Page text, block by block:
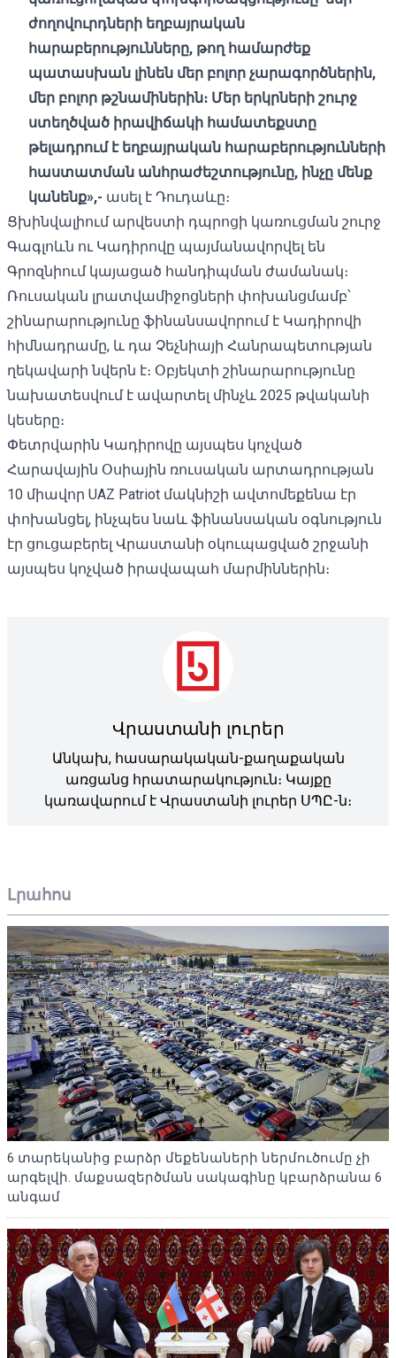
Լրահոս
6 տարեկանից բարձր մեքենաների ներմուծումը չի
արգելվի. մաքսազերծման սակագինը կբարձրանա 6
անգամ
ժողովուրդների եղբայրական
հարաբերությունները, թող համարժեք
պատասխան լինեն մեր բոլոր չարագործներին,
մեր բոլոր թշնամիներին։ Մեր երկրների շուրջ
ստեղծված իրավիճակի համատեքստը
թելադրում է եղբայրական հարաբերությունների
հաստատման անհրաժեշտությունը, ինչը մենք
կանենք»,- ասել է Դուդաևը։
Ցխինվալիում արվեստի դպրոցի կառուցման շուրջ
Գագլոևն ու Կադիրովը պայմանավորվել են
Գրոզնիում կայացած հանդիպման ժամանակ։
Ռուսական լրատվամիջոցների փոխանցմամբ՝
շինարարությունը ֆինանսավորում է Կադիրովի
հիմնադրամը, և դա Չեչնիայի Հանրապետության
ղեկավարի նվերն է։ Օբյեկտի շինարարությունը
նախատեսվում է ավարտել մինչև 2025 թվականի
կեսերը։
Փետրվարին Կադիրովը այսպես կոչված
Հարավային Օսիային ռուսական արտադրության
10 միավոր UAZ Patriot մակնիշի ավտոմեքենա էր
փոխանցել, ինչպես նաև ֆինանսական օգնություն
էր ցուցաբերել Վրաստանի օկուպացված շրջանի
այսպես կոչված իրավապահ մարմիններին։
Վրաստանի լուրեր
Անկախ, հասարակական-քաղաքական
առցանց հրատարակություն։ Կայքը
կառավարում է Վրաստանի լուրեր ՍՊԸ-ն։